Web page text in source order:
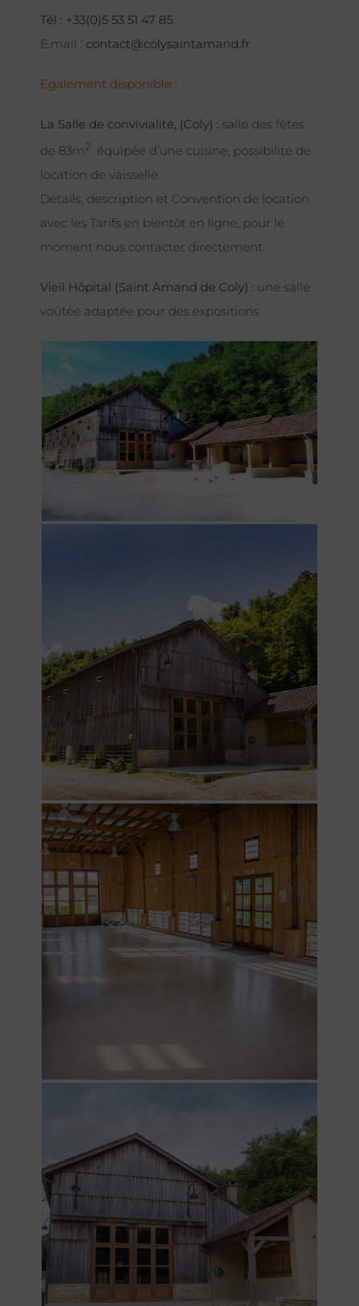
Tél : +33(0)5 53 51 47 85
E.mail : contact@colysaintamand.fr
Egalement disponible :
La Salle de convivialité, (Coly) : salle des fêtes
de 83m2
équipée d’une cuisine, possibilité de
location de vaisselle.
Détails, description et Convention de location
avec les Tarifs en bientôt en ligne, pour le
moment nous contacter directement.
Vieil Hôpital (Saint Amand de Coly) : une salle
voûtée adaptée pour des expositions